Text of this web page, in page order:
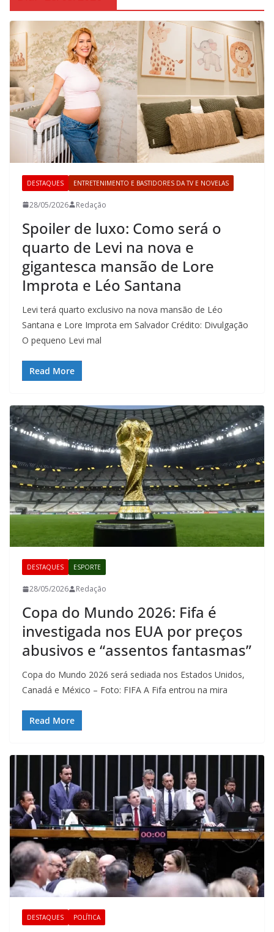
DESTAQUES ENTRETENIMENTO E BASTIDORES DA TV E NOVELAS
28/05/2026 Redação
Spoiler de luxo: Como será o
quarto de Levi na nova e
gigantesca mansão de Lore
Improta e Léo Santana
Levi terá quarto exclusivo na nova mansão de Léo
Santana e Lore Improta em Salvador Crédito: Divulgação
O pequeno Levi mal
Read More
DESTAQUES ESPORTE
28/05/2026 Redação
Copa do Mundo 2026: Fifa é
investigada nos EUA por preços
abusivos e “assentos fantasmas”
Copa do Mundo 2026 será sediada nos Estados Unidos,
Canadá e México – Foto: FIFA A Fifa entrou na mira
Read More
DESTAQUES POLÍTICA